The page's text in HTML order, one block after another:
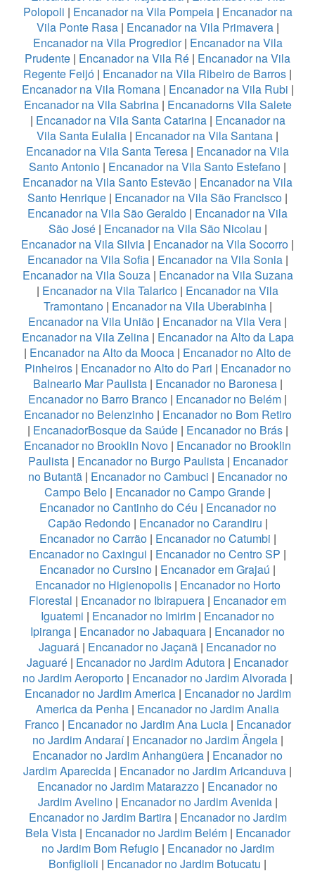
Polopoli | Encanador na Vila Pompeia| Encanador na
Vila Ponte Rasa| Encanador na Vila Primavera|
Encanador na Vila Progredior| Encanador na Vila
Prudente | Encanador na Vila Ré | Encanador na Vila
Regente Feijó | Encanador na Vila Ribeiro de Barros |
Encanador na Vila Romana| Encanador na Vila Rubi |
Encanador na Vila Sabrina| Encanadorns Vila Salete
| Encanador na Vila Santa Catarina| Encanador na
Vila Santa Eulalia | Encanador na Vila Santana |
Encanador na Vila Santa Teresa | Encanador na Vila
Santo Antonio | Encanador na Vila Santo Estefano |
Encanador na Vila Santo Estevão | Encanador na Vila
Santo Henrique | Encanador na Vila São Francisco |
Encanador na Vila São Geraldo | Encanador na Vila
São José| Encanador na Vila São Nicolau |
Encanador na Vila Silvia | Encanador na Vila Socorro |
Encanador na Vila Sofia| Encanador na Vila Sonia|
Encanador na Vila Souza| Encanador na Vila Suzana
| Encanador na Vila Talarico | Encanador na Vila
Tramontano| Encanador na Vila Uberabinha|
Encanador na Vila União | Encanador na Vila Vera |
Encanador na Vila Zelina| Encanador na Alto da Lapa
| Encanador na Alto da Mooca | Encanador no Alto de
Pinheiros| Encanador no Alto do Pari | Encanador no
Balneario Mar Paulista| Encanador no Baronesa|
Encanador no Barro Branco | Encanador no Belém |
Encanador no Belenzinho| Encanador no Bom Retiro
| EncanadorBosque da Saúde| Encanador no Brás|
Encanador no Brooklin Novo | Encanador no Brooklin
Paulista| Encanador no Burgo Paulista| Encanador
no Butantã| Encanador no Cambuci | Encanador no
Campo Belo | Encanador no Campo Grande |
Encanador no Cantinho do Céu | Encanador no
Capão Redondo| Encanador no Carandiru |
Encanador no Carrão| Encanador no Catumbi |
Encanador no Caxingui | Encanador no Centro SP |
Encanador no Cursino | Encanador em Grajaú |
Encanador no Higienopolis| Encanador no Horto
Florestal | Encanador no Ibirapuera | Encanador em
Iguatemi | Encanador no Imirim | Encanador no
Ipiranga | Encanador no Jabaquara | Encanador no
Jaguará | Encanador no Jaçanã | Encanador no
Jaguaré | Encanador no Jardim Adutora | Encanador
no Jardim Aeroporto | Encanador no Jardim Alvorada |
Encanador no Jardim America| Encanador no Jardim
America da Penha | Encanador no Jardim Analia
Franco| Encanador no Jardim Ana Lucia| Encanador
no Jardim Andaraí| Encanador no Jardim Ângela|
Encanador no Jardim Anhangüera | Encanador no
Jardim Aparecida | Encanador no Jardim Aricanduva |
Encanador no Jardim Matarazzo | Encanador no
Jardim Avelino| Encanador no Jardim Avenida|
Encanador no Jardim Bartira| Encanador no Jardim
Bela Vista| Encanador no Jardim Belém| Encanador
no Jardim Bom Refugio| Encanador no Jardim
Bonfiglioli | Encanador no Jardim Botucatu |